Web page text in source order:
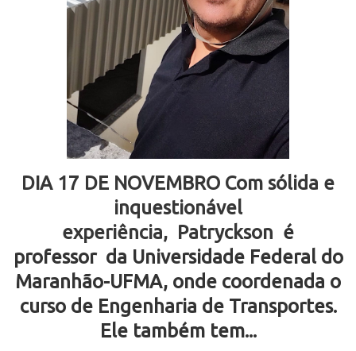
DIA 17 DE NOVEMBRO Com sólida e
inquestionável
experiência, Patryckson é
professor da Universidade Federal do
Maranhão-UFMA, onde coordenada o
curso de Engenharia de Transportes.
Ele também tem...